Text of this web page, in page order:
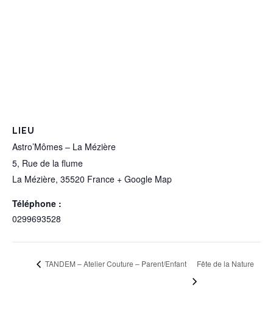
LIEU
Astro’Mômes – La Mézière
5, Rue de la flume
La Mézière, 35520 France + Google Map
Téléphone :
0299693528
TANDEM – Atelier Couture – Parent/Enfant Fête de la Nature